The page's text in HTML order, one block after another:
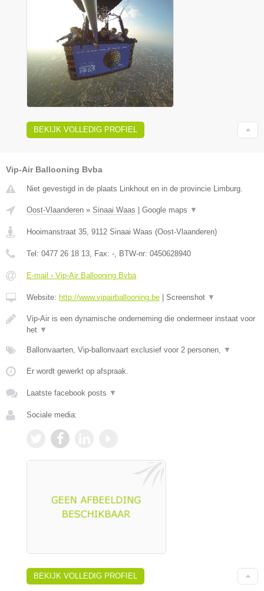
BEKIJK VOLLEDIG PROFIEL
Vip-Air Ballooning Bvba
Niet gevestigd in de plaats Linkhout en in de provincie Limburg.
Oost-Vlaanderen » Sinaai Waas Google maps ▼
Hooimanstraat 35, 9112 Sinaai Waas (Oost-Vlaanderen)
Tel: 0477 26 18 13, Fax: -, BTW-nr: 0450628940
E-mail › Vip-Air Ballooning Bvba
Website: http://www.vipairballooning.be Screenshot ▼
Vip-Air is een dynamische onderneming die ondermeer instaat voor
het ▼
Ballonvaarten, Vip-ballonvaart exclusief voor 2 personen, ▼
Er wordt gewerkt op afspraak.
Laatste facebook posts ▼
Sociale media:
BEKIJK VOLLEDIG PROFIEL